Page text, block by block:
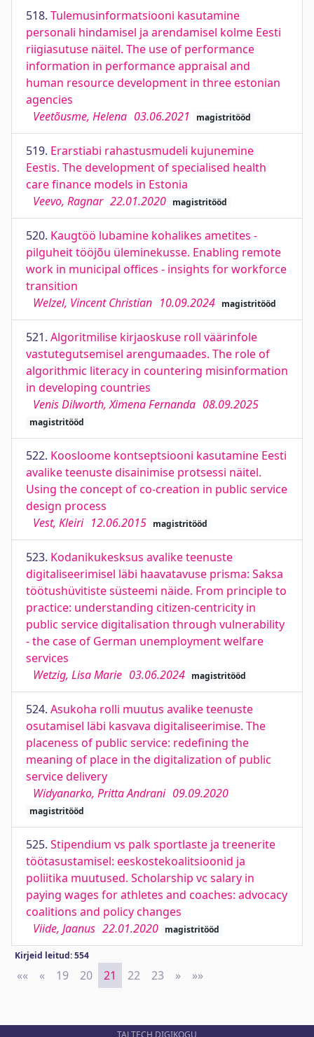
518. Tulemusinformatsiooni kasutamine
personali hindamisel ja arendamisel kolme Eesti
riigiasutuse näitel. The use of performance
information in performance appraisal and
human resource development in three estonian
agencies
Veetõusme, Helena 03.06.2021 magistritööd
519. Erarstiabi rahastusmudeli kujunemine
Eestis. The development of specialised health
care finance models in Estonia
Veevo, Ragnar 22.01.2020 magistritööd
520. Kaugtöö lubamine kohalikes ametites -
pilguheit tööjõu üleminekusse. Enabling remote
work in municipal offices - insights for workforce
transition
Welzel, Vincent Christian 10.09.2024 magistritööd
521. Algoritmilise kirjaoskuse roll väärinfole
vastutegutsemisel arengumaades. The role of
algorithmic literacy in countering misinformation
in developing countries
Venis Dilworth, Ximena Fernanda 08.09.2025
magistritööd
522. Koosloome kontseptsiooni kasutamine Eesti
avalike teenuste disainimise protsessi näitel.
Using the concept of co-creation in public service
design process
Vest, Kleiri 12.06.2015 magistritööd
523. Kodanikukesksus avalike teenuste
digitaliseerimisel läbi haavatavuse prisma: Saksa
töötushüvitiste süsteemi näide. From principle to
practice: understanding citizen-centricity in
public service digitalisation through vulnerability
- the case of German unemployment welfare
services
Wetzig, Lisa Marie 03.06.2024 magistritööd
524. Asukoha rolli muutus avalike teenuste
osutamisel läbi kasvava digitaliseerimise. The
placeness of public service: redefining the
meaning of place in the digitalization of public
service delivery
Widyanarko, Pritta Andrani 09.09.2020
magistritööd
525. Stipendium vs palk sportlaste ja treenerite
töötasustamisel: eeskostekoalitsioonid ja
poliitika muutused. Scholarship vc salary in
paying wages for athletes and coaches: advocacy
coalitions and policy changes
Viide, Jaanus 22.01.2020 magistritööd
Kirjeid leitud: 554
«« First
« Previous
19 20 21 22 23 » Next
»»
TALTECH DIGIKOGU